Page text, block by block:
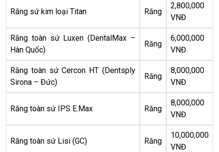
Răng sứ kim loại Titan Răng
2,800,000
VNĐ
Răng toàn sứ Luxen (DentalMax –
Hàn Quốc)
Răng
6,000,000
VNĐ
Răng toàn sứ Cercon HT (Dentsply
Sirona – Đức)
Răng
8,000,000
VNĐ
Răng toàn sứ IPS E.Max Răng
8,000,000
VNĐ
Răng toàn sứ Lisi (GC) Răng
10,000,000
VNĐ